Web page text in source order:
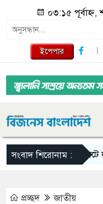
০৩:১৫ পূর্বাহ্ন,
ইপেপার
সংবাদ শিরোনাম :
সিলেটে দুই
প্রচ্ছদ জাতীয়